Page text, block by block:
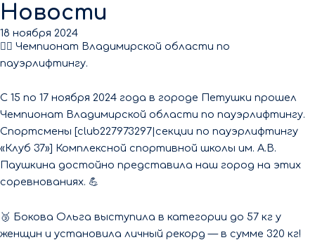
Новости
18 ноября 2024
🏋️‍♂️ Чемпионат Владимирской области по
пауэрлифтингу.
С 15 по 17 ноября 2024 года в городе Петушки прошел
Чемпионат Владимирской области по пауэрлифтингу.
Спортсмены [club227973297|секции по пауэрлифтингу
«Клуб 37»] Комплексной спортивной школы им. А.В.
Паушкина достойно представила наш город на этих
соревнованиях. 💪
🥉 Бокова Ольга выступила в категории до 57 кг у
женщин и установила личный рекорд — в сумме 320 кг!